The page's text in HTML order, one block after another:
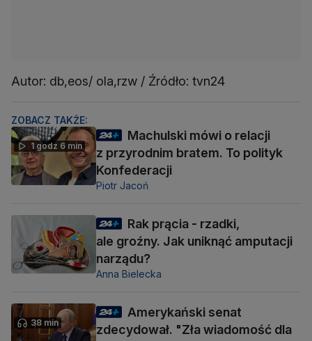
Autor: db,eos/ ola,rzw / Źródło: tvn24
ZOBACZ TAKŻE:
1 godz 6 min
Machulski mówi o relacji
z przyrodnim bratem. To polityk
Konfederacji
Piotr Jacoń
Rak prącia - rzadki,
ale groźny. Jak uniknąć amputacji
narządu?
Anna Bielecka
38 min
Amerykański senat
zdecydował. "Zła wiadomość dla